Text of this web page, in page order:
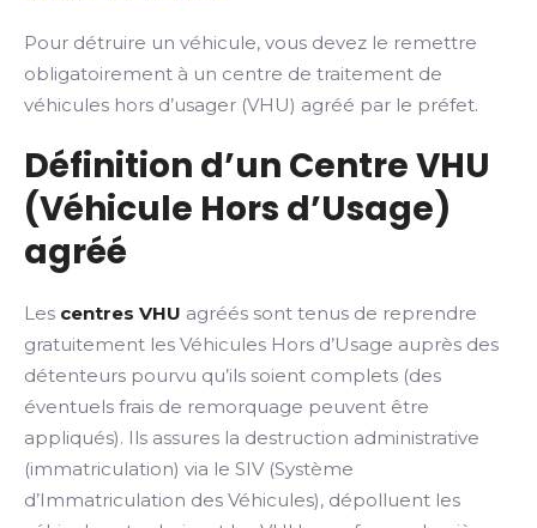
Pour détruire un véhicule, vous devez le remettre
obligatoirement à un centre de traitement de
véhicules hors d’usager (VHU) agréé par le préfet.
Définition d’un Centre VHU
(Véhicule Hors d’Usage)
agréé
Les centres VHU agréés sont tenus de reprendre
gratuitement les Véhicules Hors d’Usage auprès des
détenteurs pourvu qu’ils soient complets (des
éventuels frais de remorquage peuvent être
appliqués). Ils assures la destruction administrative
(immatriculation) via le SIV (Système
d’Immatriculation des Véhicules), dépolluent les